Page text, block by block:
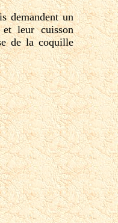
demandent un
leur cuisson
de la coquille